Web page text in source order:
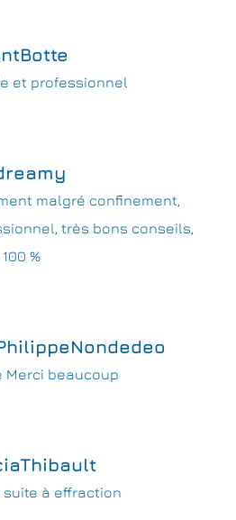
et professionnel
malgré confinement,
très bons conseils,
%
Merci beaucoup
à effraction